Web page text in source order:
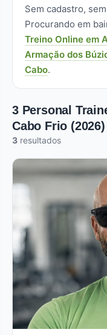
Sem cadastro,
Procurando em
Treino Online em
Armação dos
Cabo.
3 Personal
Cabo Frio (2026)
3 resultados
Premium